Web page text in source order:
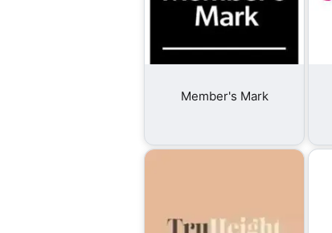
Member's Mark